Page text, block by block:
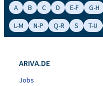
A B C D E-F G-H
L-M
N-P Q-R S T-U
ARIVA.DE
Jobs